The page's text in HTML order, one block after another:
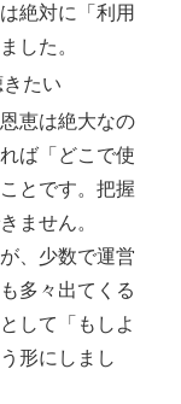
絶対に「利用
した。
たい
恵は絶大なの
ば「どこで使
とです。把握
ません。
、少数で運営
多々出てくる
して「もしよ
形にしまし